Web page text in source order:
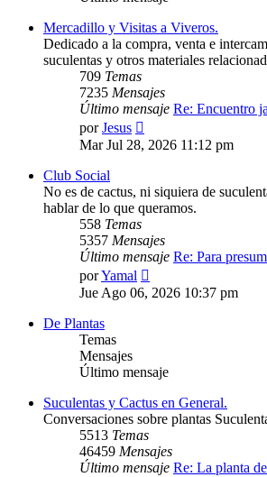
Mercadillo y Visitas a Viveros.
Dedicado a la compra, venta e
suculentas y otros materiales
709 Temas
7235 Mensajes
Último mensaje Re: Encuentro
porJesus
último
Mar Jul 28, 2026 11:12 pm
Club Social
No es de cactus, ni siquiera de
hablar de lo que queramos.
558 Temas
5357 Mensajes
Último mensaje Re: Para
porYamal
último
Jue Ago 06, 2026 10:37 pm
De Plantas
Temas
Mensajes
Último mensaje
Suculentas y Cactus en General.
Conversaciones sobre plantas
5513 Temas
46459 Mensajes
Último mensaje Re: La planta